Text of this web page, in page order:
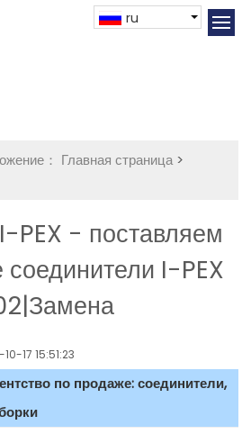
ru
： Главная страница>
PEX - поставляем
I-PEX
17 15:51:23
по продаже: соединители,